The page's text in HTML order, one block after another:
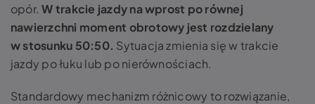
opór.W trakcie jazdy na wprost po równej
nawierzchni moment obrotowy jest rozdzielany
w stosunku 50:50. Sytuacja zmienia się w trakcie
jazdy po łuku lub po nierównościach.
Standardowy mechanizm różnicowy to rozwiązanie,